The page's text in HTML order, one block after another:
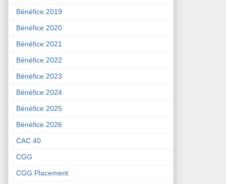
Bénéfice 2019
Bénéfice 2020
Bénéfice 2021
Bénéfice 2022
Bénéfice 2023
Bénéfice 2024
Bénéfice 2025
Bénéfice 2026
CAC 40
CGG
CGG Placement